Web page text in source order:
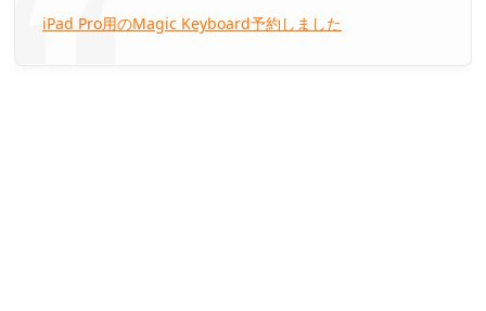
iPad Pro用のMagic Keyboard予約しました